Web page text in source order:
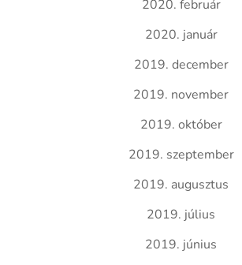
2020. február
2020. január
2019. december
2019. november
2019. október
2019. szeptember
2019. augusztus
2019. július
2019. június